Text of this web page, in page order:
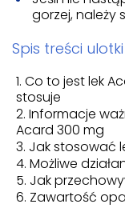
gorzej, należy
Spis treści ulotki
Co to jest lek
stosuje
Informacje
Acard 300 mg
Jak stosować
Możliwe
Jak
Zawartość